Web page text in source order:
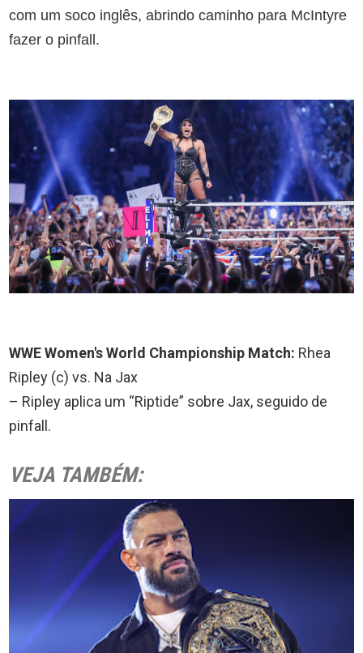
com um soco inglês, abrindo caminho para McIntyre
fazer o pinfall.
WWE Women's World Championship Match: Rhea
Ripley (c) vs. Na Jax
– Ripley aplica um “Riptide” sobre Jax, seguido de
pinfall.
VEJA TAMBÉM: